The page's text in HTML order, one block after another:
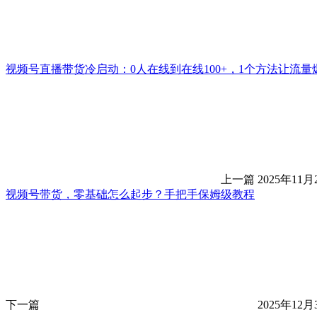
视频号直播带货冷启动：0人在线到在线100+，1个方法让流量
上一篇 2025年11
视频号带货，零基础怎么起步？手把手保姆级教程
下一篇 2025年12